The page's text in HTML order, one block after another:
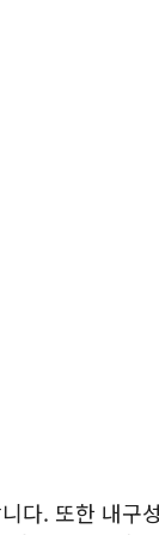
다. 또한 내구